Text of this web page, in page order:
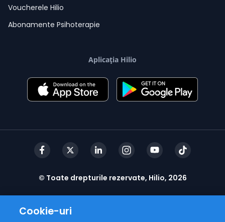
Voucherele Hilio
Abonamente Psihoterapie
Aplicația Hilio
© Toate drepturile rezervate, Hilio, 2026
Cookie-uri